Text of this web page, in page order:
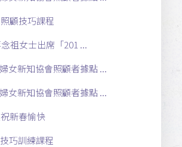
顧技巧課程
祖女士出席「201 ...
女新知協會照顧者據點 ...
女新知協會照顧者據點 ...
新春愉快
巧訓練課程